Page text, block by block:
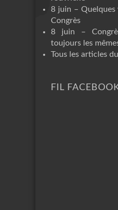
8 juin – Quelques
Congrès
8 juin –
toujours les
Tous les articles
FIL